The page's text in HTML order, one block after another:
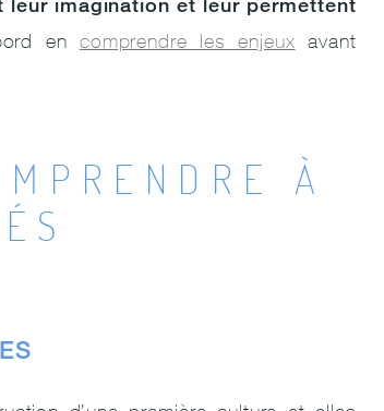
en comprendre les enjeux avant
À